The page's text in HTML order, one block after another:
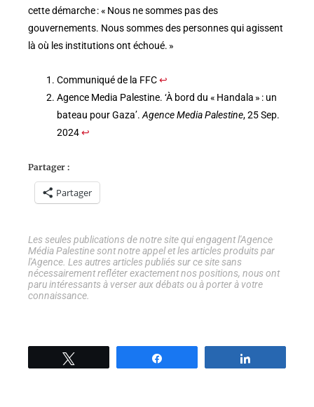
cette démarche : « Nous ne sommes pas des
gouvernements. Nous sommes des personnes qui agissent
là où les institutions ont échoué. »
Communiqué de la FFC↩︎
Agence Media Palestine. ‘À bord du « Handala » : un
bateau pour Gaza’.Agence Media Palestine, 25 Sep.
2024↩︎
Partager :
Partager
Les seules publications de notre site qui engagent l'Agence
Média Palestine sont notre appel et les articles produits par
l'Agence. Les autres articles publiés sur ce site sans
nécessairement refléter exactement nos positions, nous ont
paru intéressants à verser aux débats ou à porter à votre
connaissance.